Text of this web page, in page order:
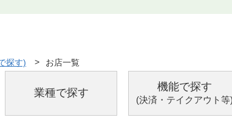
探す) お店一覧
業種で探す 機能で探す
(決済・テイクアウト等)